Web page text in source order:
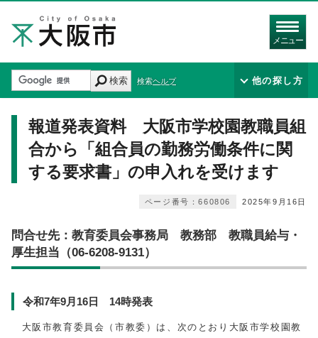
メニュー
検索 検索ヘルプ 他の探し方
報道発表資料 大阪市学校園教職員組
合から「組合員の勤務労働条件に関
する要求書」の申入れを受けます
2025年9月16日
ページ番号：660806
問合せ先：教育委員会事務局 教務部 教職員給与・
厚生担当（06-6208-9131）
令和7年9月16日 14時発表
大阪市教育委員会（市教委）は、次のとおり大阪市学校園教